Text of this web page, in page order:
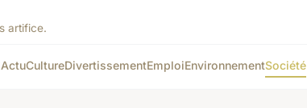
artifice.
ActuCultureDivertissementEmploiEnvironnementSociété